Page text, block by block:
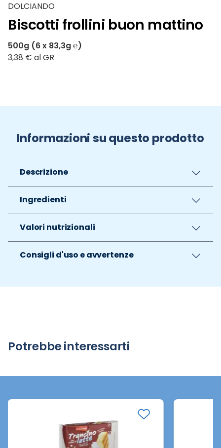
DOLCIANDO
Biscotti frollini buon mattino
500g (6 x 83,3g ℮)
3,38 € al GR
Informazioni su questo prodotto
Descrizione
Ingredienti
Valori nutrizionali
Consigli d'uso e avvertenze
Potrebbe interessarti